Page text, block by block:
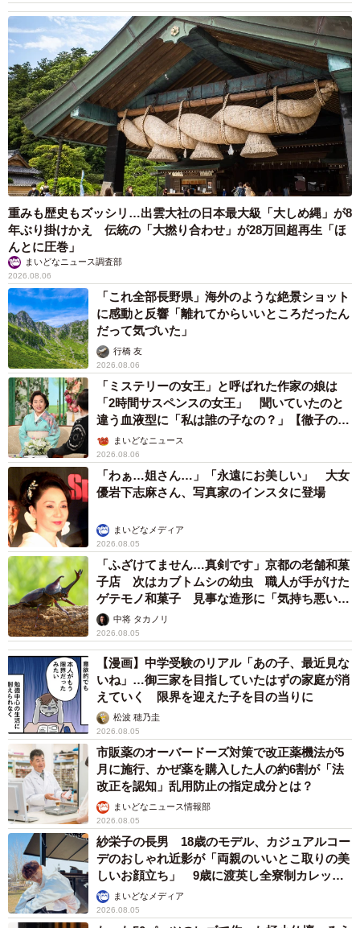
重みも歴史もズッシリ…出雲大社の日本最大級「大しめ縄」が8
年ぶり掛けかえ 伝統の「大撚り合わせ」が28万回超再生「ほ
んとに圧巻」
まいどなニュース調査部
2026.08.06
「これ全部長野県」海外のような絶景ショット
に感動と反響「離れてからいいところだったん
だって気づいた」
行橋 友
2026.08.06
「ミステリーの女王」と呼ばれた作家の娘は
「2時間サスペンスの女王」 聞いていたのと
違う血液型に「私は誰の子なの？」【徹子の部
屋】まいどなニュース
2026.08.06
「わぁ…姐さん…」「永遠にお美しい」 大女
優岩下志麻さん、写真家のインスタに登場
まいどなメディア
2026.08.05
「ふざけてません…真剣です」京都の老舗和菓
子店 次はカブトムシの幼虫 職人が手がけた
ゲテモノ和菓子 見事な造形に「気持ち悪いく
らいリアル」
中将 タカノリ
2026.08.05
【漫画】中学受験のリアル「あの子、最近見な
いね」…御三家を目指していたはずの家庭が消
えていく 限界を迎えた子を目の当りに
松波 穂乃圭
2026.08.05
市販薬のオーバードーズ対策で改正薬機法が5
月に施行、かぜ薬を購入した人の約6割が「法
改正を認知」乱用防止の指定成分とは？
まいどなニュース情報部
2026.08.05
紗栄子の長男 18歳のモデル、カジュアルコー
デのおしゃれ近影が「両親のいいとこ取りの美
しいお顔立ち」 9歳に渡英し全寮制カレッジ
で学ぶまいどなメディア
2026.08.05